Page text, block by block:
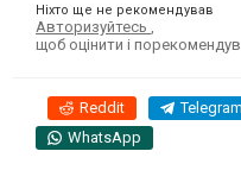
Ніхто ще не рекомендував
Авторизуйтесь
щоб оцінити і
Reddit Telegram
WhatsApp